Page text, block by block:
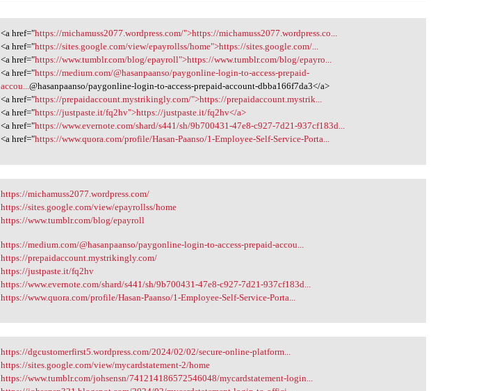
<a href="https:/
<a href="https://michamuss2077.wordpress.com/">https://michamuss2077.wordpress.co...
<a href="https://sites.google.com/view/epayrollss/home">https://sites.google.com/...
<a href="https://www.tumblr.com/blog/epayroll">https://www.tumblr.com/blog/epayro...
<a href="https://medium.com/@hasanpaanso/paygonline-login-to-access-prepaid-
accou...@hasanpaanso/paygonline-login-to-access-prepaid-account-dbba166f7da3</a>
<a href="https://prepaidaccount.mystrikingly.com/">https://prepaidaccount.mystrik...
<a href="https://justpaste.it/fq2hv">https://justpaste.it/fq2hv</a>
<a href="https://www.evernote.com/shard/s441/sh/9b700431-47e8-c927-7d21-937cf183d...
<a href="https://www.quora.com/profile/Hasan-Paanso/1-Employee-Self-Service-Porta...
https://michamuss2077
https://michamuss2077.wordpress.com/
https://sites.google.com/view/epayrollss/home
https://www.tumblr.com/blog/epayroll
https://medium.com/@hasanpaanso/paygonline-login-to-access-prepaid-accou...
https://prepaidaccount.mystrikingly.com/
https://justpaste.it/fq2hv
https://www.evernote.com/shard/s441/sh/9b700431-47e8-c927-7d21-937cf183d...
https://www.quora.com/profile/Hasan-Paanso/1-Employee-Self-Service-Porta...
https://dgcustomerfirst5
https://dgcustomerfirst5.wordpress.com/2024/02/02/secure-online-platform...
https://sites.google.com/view/mycardstatement-2/home
https://www.tumblr.com/johsensn/741214186572546048/mycardstatement-login...